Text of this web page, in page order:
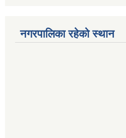
नगरपालिका रहेको स्थान